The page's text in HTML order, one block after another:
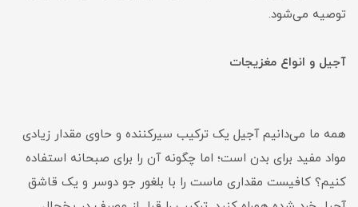
توصیه می‌شود.
آجیل و انواع مغزیجات
همه ما می‌دانیم آجیل یک ترکیب سیرکننده و حاوی مقدار زیادی
مواد مفید برای بدن است؛ اما چگونه آن را برای صبحانه استفاده
کنیم؟ کافیست مقداری ماست را با بلغور جو دوسر و یک قاشق